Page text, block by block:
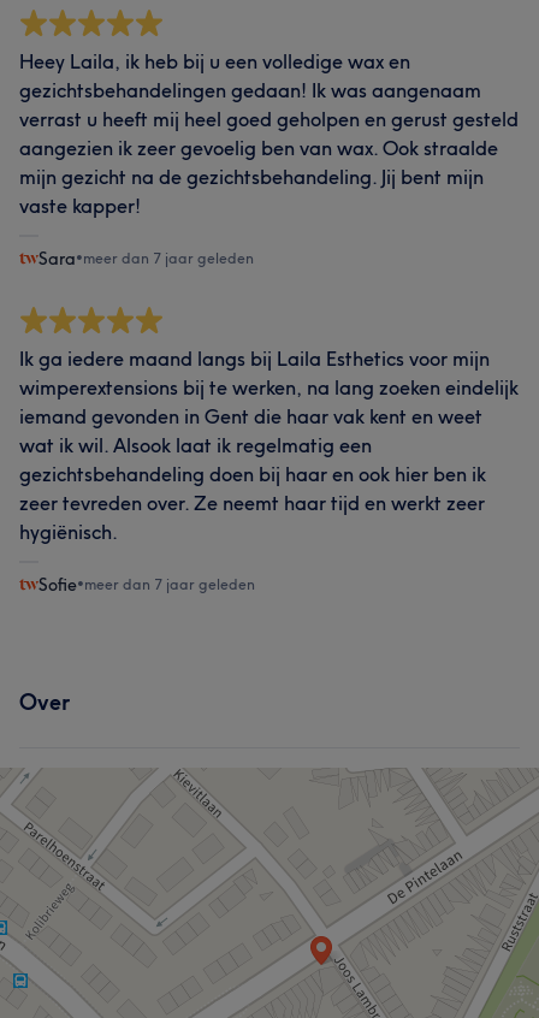
Heey Laila, ik heb bij u een volledige wax en
gezichtsbehandelingen gedaan! Ik was aangenaam
verrast u heeft mij heel goed geholpen en gerust gesteld
aangezien ik zeer gevoelig ben van wax. Ook straalde
mijn gezicht na de gezichtsbehandeling. Jij bent mijn
vaste kapper!
Sara•meer dan 7 jaar geleden
Ik ga iedere maand langs bij Laila Esthetics voor mijn
wimperextensions bij te werken, na lang zoeken eindelijk
iemand gevonden in Gent die haar vak kent en weet
wat ik wil. Alsook laat ik regelmatig een
gezichtsbehandeling doen bij haar en ook hier ben ik
zeer tevreden over. Ze neemt haar tijd en werkt zeer
hygiënisch.
Sofie•meer dan 7 jaar geleden
Over